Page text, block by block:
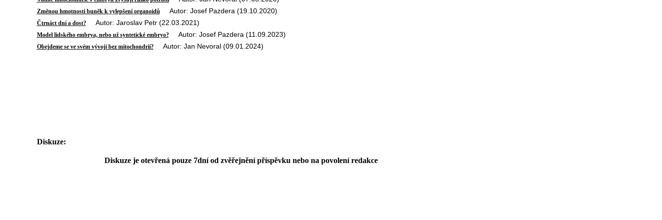
Změnou hmotnosti buněk k vylepšení organoidů Autor: Josef Pazdera (19.10.2020)
Čtrnáct dní a dost?Autor: Jaroslav Petr (22.03.2021)
Model lidského embrya, nebo už syntetické embryo?Autor: Josef Pazdera (11.09.2023)
Obejdeme se ve svém vývoji bez mitochondrií?Autor: Jan Nevoral (09.01.2024)
Diskuze:
Diskuze je otevřená pouze 7dní od zvěřejnění příspěvku nebo na povolení redakce